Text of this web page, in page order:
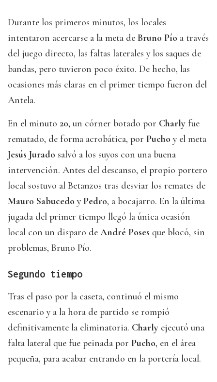
Durante los primeros minutos, los locales
intentaron acercarse a la meta de Bruno Pío a través
del juego directo, las faltas laterales y los saques de
bandas, pero tuvieron poco éxito. De hecho, las
ocasiones más claras en el primer tiempo fueron del
Antela.
En el minuto 20, un córner botado por Charly fue
rematado, de forma acrobática, por Pucho y el meta
Jesús Jurado salvó a los suyos con una buena
intervención. Antes del descanso, el propio portero
local sostuvo al Betanzos tras desviar los remates de
Mauro Sabucedo y Pedro, a bocajarro. En la última
jugada del primer tiempo llegó la única ocasión
local con un disparo de André Poses que blocó, sin
problemas, Bruno Pío.
Segundo tiempo
Tras el paso por la caseta, continuó el mismo
escenario y a la hora de partido se rompió
definitivamente la eliminatoria. Charly ejecutó una
falta lateral que fue peinada por Pucho, en el área
pequeña, para acabar entrando en la portería local.